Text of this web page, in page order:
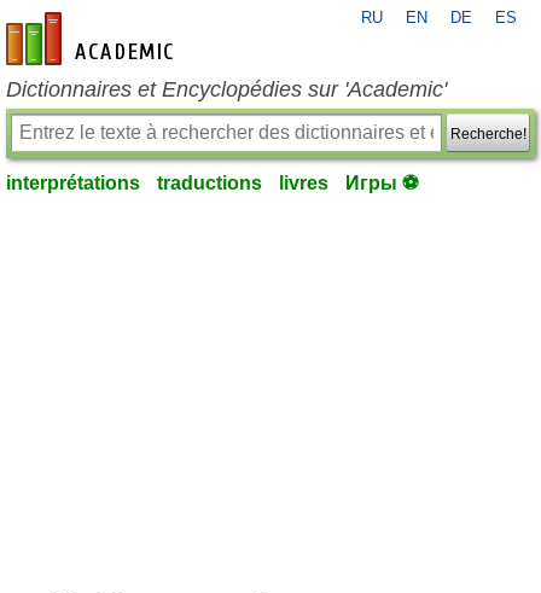
fr-academic.com
RU EN DE ES
Dictionnaires et Encyclopédies sur 'Academic'
Recherche!
interprétations traductions livres Игры ⚽